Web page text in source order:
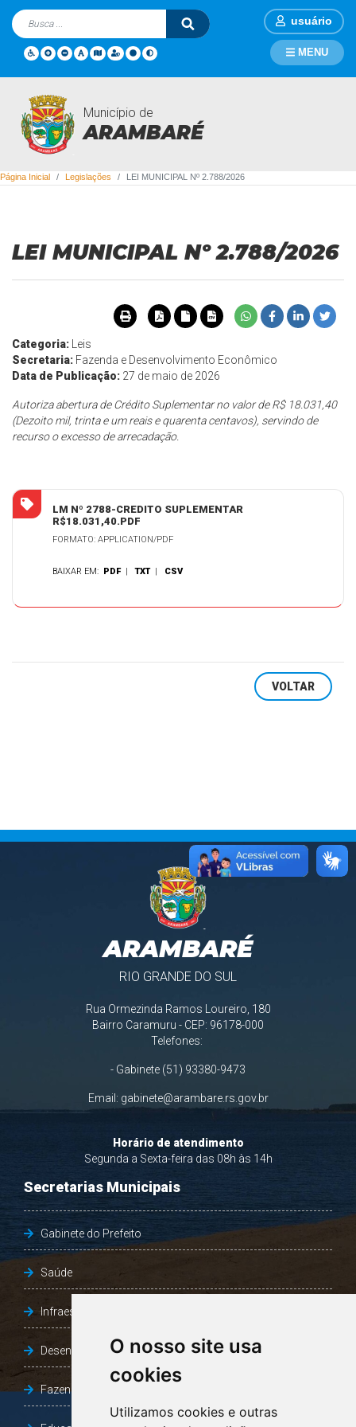
O nosso site usa
cookies
Utilizamos cookies e outras
usuário
Município de
ARAMBARÉ
MENU
Legislações
Página Inicial Legislações LEI MUNICIPAL Nº 2.788/2026
LEI MUNICIPAL Nº 2.788/2026
Categoria:
Leis
Secretaria: Fazenda e Desenvolvimento Econômico
Data de Publicação: 27 de maio de 2026
Autoriza abertura de Crédito Suplementar no valor de R$ 18.031,40
(Dezoito mil, trinta e um reais e quarenta centavos), servindo de
recurso o excesso de arrecadação.
LM Nº 2788-CREDITO SUPLEMENTAR
R$18.031,40.PDF
FORMATO: APPLICATION/PDF
BAIXAR EM: PDF |TXT | CSV
VOLTAR
ARAMBARÉ
RIO GRANDE DO SUL
Rua Ormezinda Ramos Loureiro, 180
Bairro Caramuru - CEP: 96178-000
Telefones:
- Gabinete (51) 93380-9473
Email: gabinete@arambare.rs.gov.br
Horário de atendimento
Segunda a Sexta-feira das 08h às 14h
Secretarias Municipais
Gabinete do Prefeito
Saúde
Infraestrutura, Agricultura e Meio Ambiente
Desenvolvimento Social
Fazenda e Desenvolvimento Econômico